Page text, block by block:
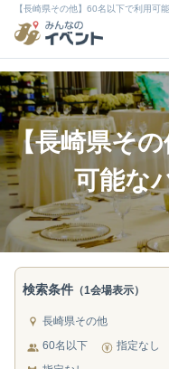
【長崎県その他】60名以下で利用可
【長崎県そ
可能な
検索条件 （1会場表示）
長崎県その他
60名以下
指定なし